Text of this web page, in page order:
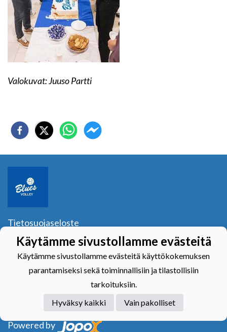
Valokuvat: Juuso Partti
Tietosuojaseloste
Blues Volley ry
Y-tunnus:1040601-2
Yhteystiedot
Powered by
Käytämme sivustollamme evästeitä
Käytämme sivustollamme evästeitä käyttökokemuksen
parantamiseksi sekä toiminnallisiin ja tilastollisiin
tarkoituksiin.
Hyväksy kaikki
Vain pakolliset